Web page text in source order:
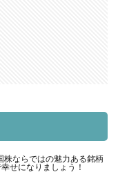
ならではの魅力ある銘柄
せになりましょう！